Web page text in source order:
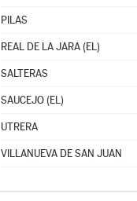
PILAS
REAL DE LA JARA (EL)
SALTERAS
SAUCEJO (EL)
UTRERA
VILLANUEVA DE SAN JUAN